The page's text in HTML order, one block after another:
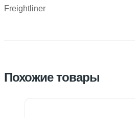
Freightliner
Похожие товары